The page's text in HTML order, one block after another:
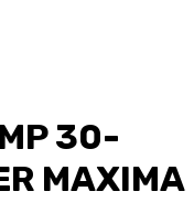
30-
MAXIMA